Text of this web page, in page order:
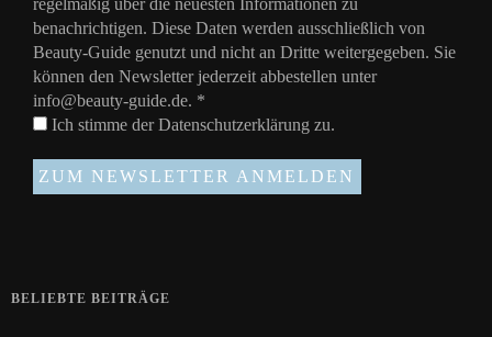
benachrichtigen. Diese Daten werden ausschließlich von
Beauty-Guide genutzt und nicht an Dritte weitergegeben. Sie
können den Newsletter jederzeit abbestellen unter
info@beauty-guide.de. *
Ich stimme derDatenschutzerklärung zu.
BELIEBTE BEITRÄGE